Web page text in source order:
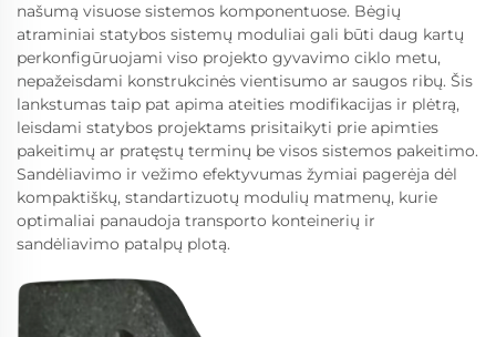
našumą visuose sistemos komponentuose. Bėgių
atraminiai statybos sistemų moduliai gali būti daug kartų
perkonfigūruojami viso projekto gyvavimo ciklo metu,
nepažeisdami konstrukcinės vientisumo ar saugos ribų. Šis
lankstumas taip pat apima ateities modifikacijas ir plėtrą,
leisdami statybos projektams prisitaikyti prie apimties
pakeitimų ar pratęstų terminų be visos sistemos pakeitimo.
Sandėliavimo ir vežimo efektyvumas žymiai pagerėja dėl
kompaktiškų, standartizuotų modulių matmenų, kurie
optimaliai panaudoja transporto konteinerių ir
sandėliavimo patalpų plotą.